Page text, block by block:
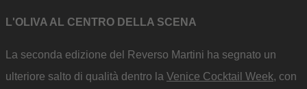
L'OLIVA AL CENTRO DELLA SCENA
La seconda edizione del Reverso Martini ha segnato un
ulteriore salto di qualità dentro la Venice Cocktail Week, con